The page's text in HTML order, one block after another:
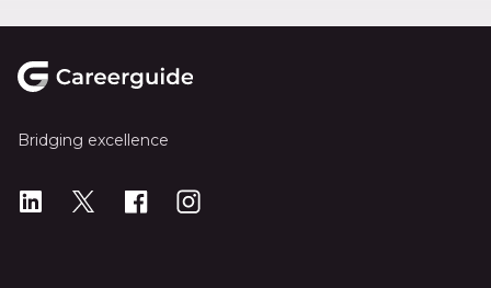
Bridging excellence
LinkedIn
X Instagram